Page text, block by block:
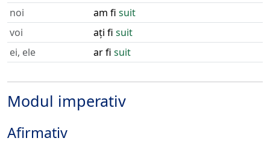
noi
am fi suit
voi
ați fi suit
ei, ele
ar fi suit
Modul imperativ
Afirmativ